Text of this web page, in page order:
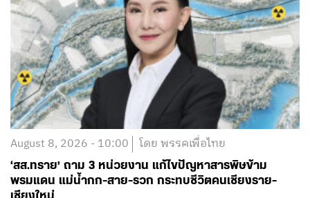
August 8, 2026 - 10:00 โดย พรรคเพื่อไทย
‘สส.ทราย’ ถาม 3 หน่วยงาน แก้ไขปัญหาสารพิษข้าม
พรมแดน แม่น้ำกก-สาย-รวก กระทบชีวิตคนเชียงราย-
เชียงใหม่
อ่านต่อ